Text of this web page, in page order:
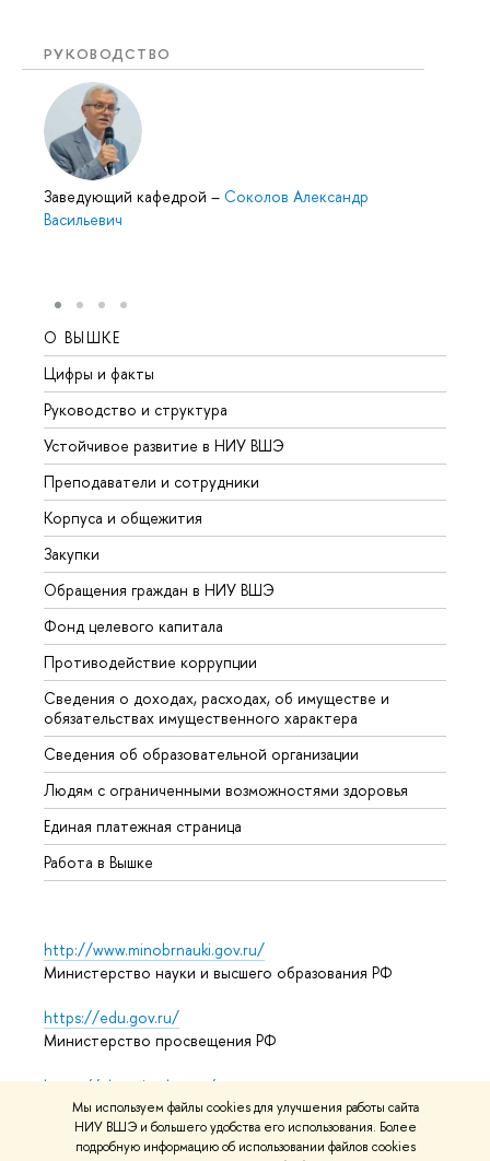
Мы используем файлы cookies для улучшения работы сайта
НИУ ВШЭ и большего удобства его использования. Более
подробную информацию об использовании файлов cookies
РУКОВОДСТВО
Заведующий кафедрой – Соколов Александр
Васильевич
О ВЫШКЕ
Цифры и факты
Руководство и структура
Устойчивое развитие в НИУ ВШЭ
Преподаватели и сотрудники
Корпуса и общежития
Закупки
Обращения граждан в НИУ ВШЭ
Фонд целевого капитала
Противодействие коррупции
Сведения о доходах, расходах, об имуществе и
обязательствах имущественного характера
Сведения об образовательной организации
Людям с ограниченными возможностями здоровья
Единая платежная страница
Работа в Вышке
http://www.minobrnauki.gov.ru/
Министерство науки и высшего образования РФ
https://edu.gov.ru/
Министерство просвещения РФ
https://elearning.hse.ru/mooc
Массовые открытые онлайн-курсы